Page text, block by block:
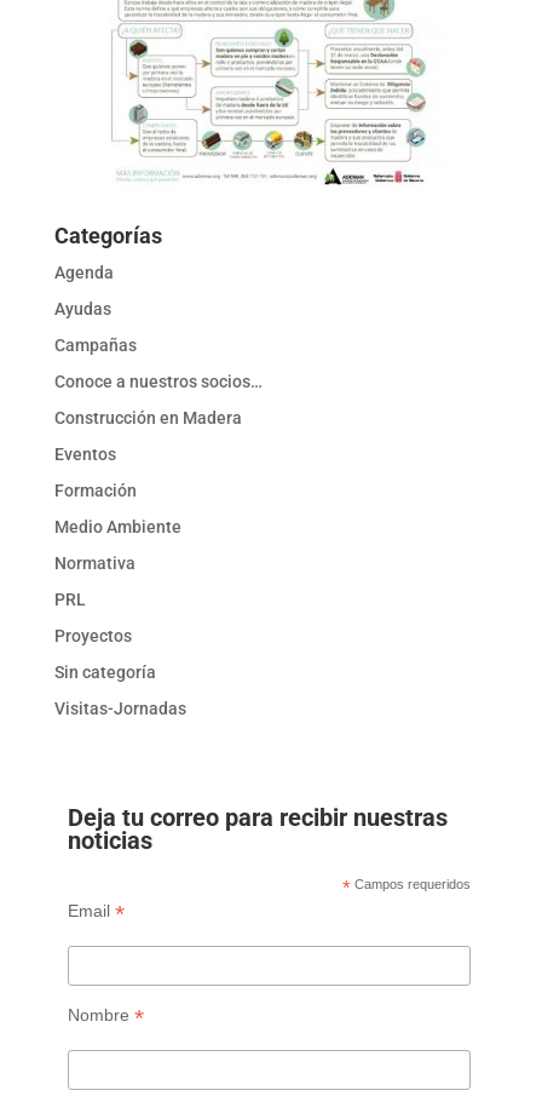
Categorías
Agenda
Ayudas
Campañas
Conoce a nuestros socios…
Construcción en Madera
Eventos
Formación
Medio Ambiente
Normativa
PRL
Proyectos
Sin categoría
Visitas-Jornadas
Deja tu correo para recibir nuestras
noticias
* Campos requeridos
Email *
Nombre *